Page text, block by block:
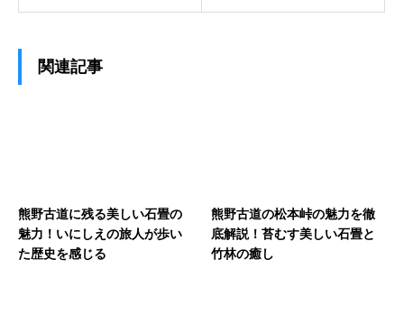
関連記事
熊野古道に残る美しい石畳の
魅力！いにしえの旅人が歩い
た歴史を感じる
熊野古道の松本峠の魅力を徹
底解説！苔むす美しい石畳と
竹林の癒し